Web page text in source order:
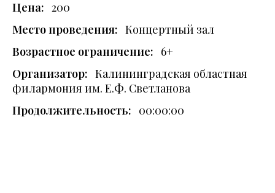
Цена: 200
Место проведения: Концертный зал
Возрастное ограничение: 6+
Организатор: Калининградская областная
филармония им. Е.Ф. Светланова
Продолжительность: 00:00:00